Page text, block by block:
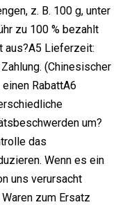
z. B. 100 g, unter
zu 100 % bezahlt
aus?A5 Lieferzeit:
(Chinesischer
RabattA6
um?
das
Wenn es ein
uns verursacht
zum Ersatz